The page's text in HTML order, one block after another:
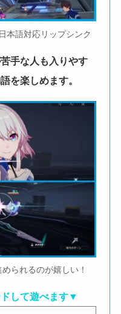
本語対応リップシンク
手な人も入りやす
を楽しめます。
られるのが嬉しい！
して遊べます▼